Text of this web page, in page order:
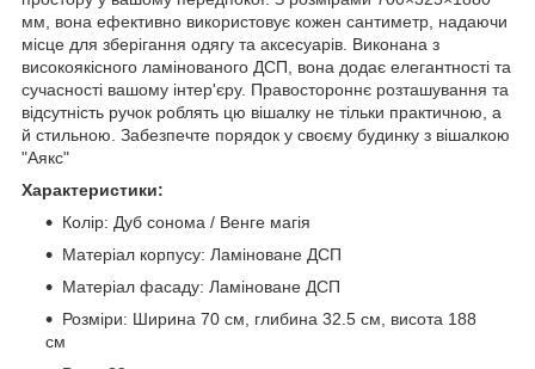
мм, вона ефективно використовує кожен сантиметр, надаючи
місце для зберігання одягу та аксесуарів. Виконана з
високоякісного ламінованого ДСП, вона додає елегантності та
сучасності вашому інтер'єру. Правостороннє розташування та
відсутність ручок роблять цю вішалку не тільки практичною, а
й стильною. Забезпечте порядок у своєму будинку з вішалкою
"Аякс"
Характеристики:
Колір: Дуб сонома / Венге магія
Матеріал корпусу: Ламіноване ДСП
Матеріал фасаду: Ламіноване ДСП
Розміри: Ширина 70 см, глибина 32.5 см, висота 188
см